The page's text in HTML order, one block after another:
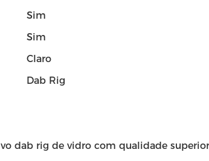
Sim
Sim
Claro
Dab Rig
dab rig de vidro com qualidade